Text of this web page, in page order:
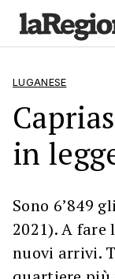
LUGANESE
in
Sono 6’849
2021). A fare
nuovi arrivi.